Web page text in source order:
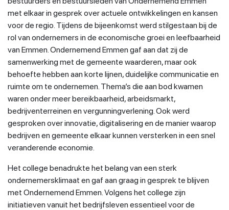
met elkaar in gesprek over actuele ontwikkelingen en kansen
voor de regio. Tijdens de bijeenkomst werd stilgestaan bij de
rol van ondernemers in de economische groei en leefbaarheid
van Emmen. Ondernemend Emmen gaf aan dat zij de
samenwerking met de gemeente waarderen, maar ook
behoefte hebben aan korte lijnen, duidelijke communicatie en
ruimte om te ondernemen. Thema’s die aan bod kwamen
waren onder meer bereikbaarheid, arbeidsmarkt,
bedrijventerreinen en vergunningverlening. Ook werd
gesproken over innovatie, digitalisering en de manier waarop
bedrijven en gemeente elkaar kunnen versterken in een snel
veranderende economie.
Het college benadrukte het belang van een sterk
ondernemersklimaat en gaf aan graag in gesprek te blijven
met Ondernemend Emmen. Volgens het college zijn
initiatieven vanuit het bedrijfsleven essentieel voor de